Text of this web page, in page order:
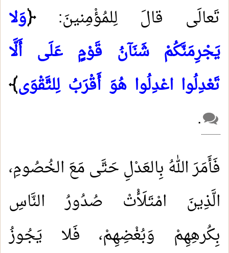
تَعالَى قالَ لِلمُؤْمِنينَ:﴿وَلا
يَجْرِمَنَّكُمْ شَنَآنُ قَوْمٍ عَلَى أَلَّا
تَعْدِلُوا اعْدِلُوا هُوَ أَقْرَبُ لِلتَّقْوَى﴾
.
فَأَمَرَ اللهُ بِالعَدْلِ حَتَّى مَعَ الخُصُومِ،
الَّذِينَ امْتَلَأْتْ صُدُورُ النَّاسِ
بِكُرهِهِمْ وَبُغْضِهِمْ، فَلا يَجُوزُ